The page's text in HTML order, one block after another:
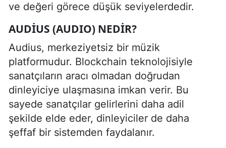
ve değeri görece düşük seviyelerdedir.
AUDIUS (AUDIO) NEDIR?
Audius, merkeziyetsiz bir müzik
platformudur. Blockchain teknolojisiyle
sanatçıların aracı olmadan doğrudan
dinleyiciye ulaşmasına imkan verir. Bu
sayede sanatçılar gelirlerini daha adil
şekilde elde eder, dinleyiciler de daha
şeffaf bir sistemden faydalanır.